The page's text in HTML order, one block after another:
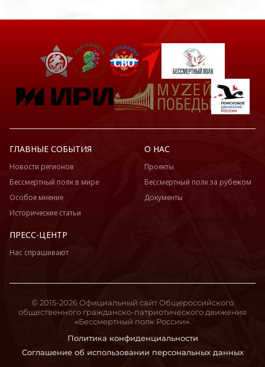
ГЛАВНЫЕ СОБЫТИЯ
Новости регионов
Бессмертный полк в мире
Особое мнение
Исторические статьи
О НАС
Проекты
Бессмертный полк за рубежом
Документы
ПРЕСС-ЦЕНТР
Нас спрашивают
Политика конфиденциальности
Соглашение об использовании персональных данных
© 2015-2026 Официальный сайт Общероссийского
общественного гражданско-патриотического движения
«Бессмертный полк России».